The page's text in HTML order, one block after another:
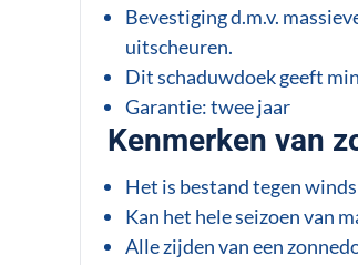
Bevestiging d.m.v.
uitscheuren.
Dit schaduwdoek geeft
Garantie: twee jaar
Kenmerken van
Het is bestand tegen
Kan het hele seizoen van
Alle zijden van een